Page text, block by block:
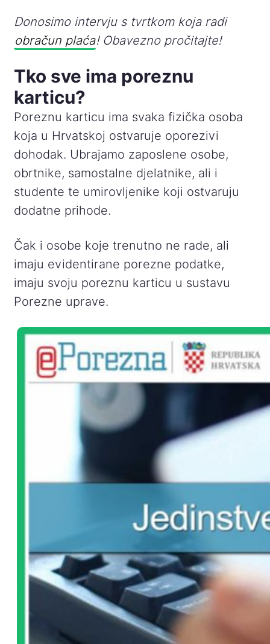
Donosimo intervju s tvrtkom koja radi
obračun plaća! Obavezno pročitajte!
Tko sve ima poreznu
karticu?
Poreznu karticu ima svaka fizička osoba
koja u Hrvatskoj ostvaruje oporezivi
dohodak. Ubrajamo zaposlene osobe,
obrtnike, samostalne djelatnike, ali i
studente te umirovljenike koji ostvaruju
dodatne prihode.
Čak i osobe koje trenutno ne rade, ali
imaju evidentirane porezne podatke,
imaju svoju poreznu karticu u sustavu
Porezne uprave.